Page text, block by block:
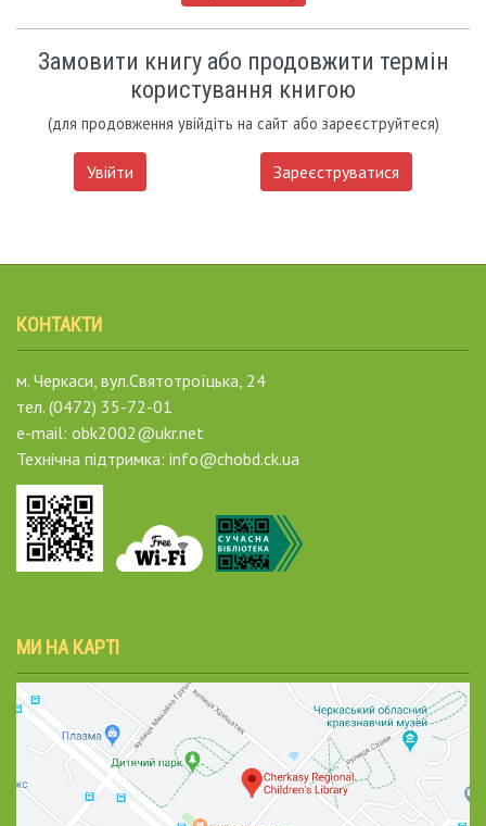
Замовити книгу або продовжити термін
користування книгою
(для продовження увійдіть на сайт або зареєструйтеся)
Увійти Зареєструватися
КОНТАКТИ
м. Черкаси, вул.Святотроїцька, 24
тел. (0472) 35-72-01
e-mail: obk2002@ukr.net
Технічна підтримка: info@chobd.ck.ua
МИ НА КАРТІ